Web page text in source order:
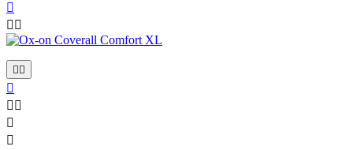

 
 

 

